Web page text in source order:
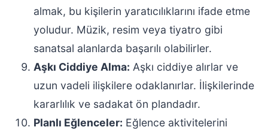
almak, bu kişilerin yaratıcılıklarını ifade etme
yoludur. Müzik, resim veya tiyatro gibi
sanatsal alanlarda başarılı olabilirler.
Aşkı Ciddiye Alma: Aşkı ciddiye alırlar ve
uzun vadeli ilişkilere odaklanırlar. İlişkilerinde
kararlılık ve sadakat ön plandadır.
Planlı Eğlenceler: Eğlence aktivitelerini